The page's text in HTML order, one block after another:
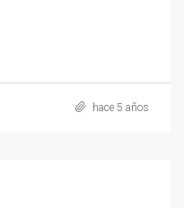
hace 5 años